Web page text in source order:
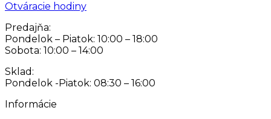
Otváracie hodiny
Predajňa:
Pondelok – Piatok: 10:00 – 18:00
Sobota: 10:00 – 14:00
Sklad:
Pondelok -Piatok: 08:30 – 16:00
Informácie